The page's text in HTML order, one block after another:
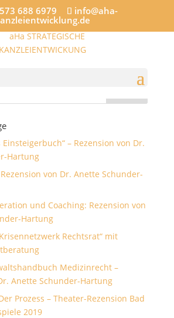
688 6979
info@aha-
BB Mü 07.16-V
Einsteigerbuch“ – Rezension von Dr.
Hartung
von Dr. Anette Schunder-
und Coaching: Rezension von
Hartung
Rechtsrat“ mit
Medizinrecht –
Anette Schunder-Hartung
Prozess – Theater-Rezension Bad
2019